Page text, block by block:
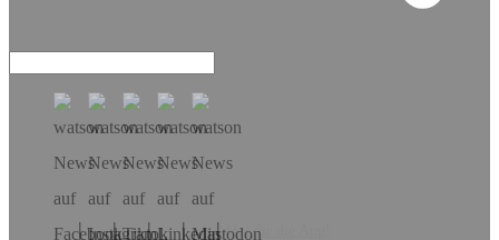
Hol dir die App!